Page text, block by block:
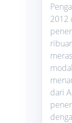
2012
dari